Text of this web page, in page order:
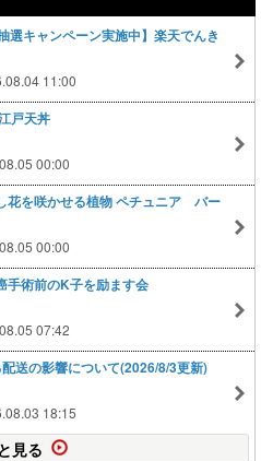
選キャンペーン実施中】楽天でんき
11:00
戸天丼
00:00
花を咲かせる植物 ペチュニア バー
00:00
手術前のK子を励ます会
07:42
送の影響について(2026/8/3更新)
18:15
見る